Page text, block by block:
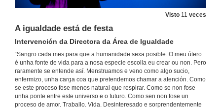
Visto 11 veces
A igualdade está de festa
Intervención da Directora da Área de Igualdade
“Sangro cada mes para que a humanidade sexa posible. O meu útero
é unha fonte de vida para a nosa especie escolla eu crear ou non. Pero
raramente se entende así. Menstruamos e veno como algo sucio,
enfermizo, unha carga coa que pretendemos chamar a atención. Como
se este proceso fose menos natural que respirar. Como se non fose
unha ponte entre este universo e o futuro. Como sen non fose un
proceso de amor. Traballo. Vida. Desinteresado e sorprendentemente